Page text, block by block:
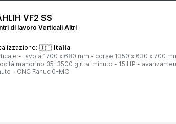
VF2 SS
di lavoro Verticali Altri
🇮🇹 Italia
- tavola 1700 x 680 mm - corse 1350 x 630 x 700
mandrino 35-3500 giri al minuto - 15 HP -
- CNC Fanuc 0-MC